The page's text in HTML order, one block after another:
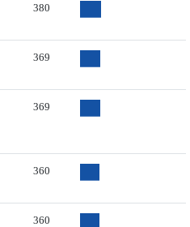
380
369
369
360
360